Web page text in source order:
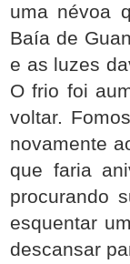
uma névoa
Baía de
e as luzes
O frio foi
voltar.
novamente
que faria
procurando
esquentar
descansar